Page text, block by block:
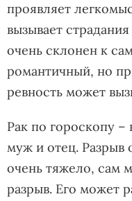
проявляет
вызывает
очень склонен к
романтичный, но
ревность может
Рак по гороскопу
муж и отец. Разрыв
очень тяжело, сам
разрыв. Его может